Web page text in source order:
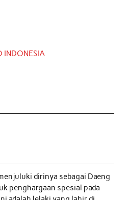
INDONESIA
dirinya sebagai Daeng
penghargaan spesial pada